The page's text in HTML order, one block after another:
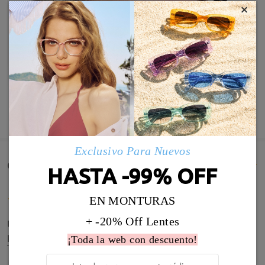
MOSTRAR MÁS
Comentarios de Clientes(810)
Un pequeño problema con el ajuste de patillas
pero ya solventado con las instrucciones recibidas.
Todo en orden!
×
Exclusivo Para Nuevos
HASTA -99% OFF
EN MONTURAS
+ -20% Off Lentes
¡Toda la web con descuento!